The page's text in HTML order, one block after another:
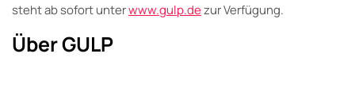
steht ab sofort unterwww.gulp.dezur Verfügung.
Über GULP